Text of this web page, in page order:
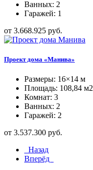
Ванных: 2
Гаражей: 1
от 3.668.925 руб.
Проект дома «Манива»
Размеры: 16×14 м
Площадь: 108,84 м2
Комнат: 3
Ванных: 2
Гаражей: 2
от 3.537.300 руб.
Назад
Вперёд